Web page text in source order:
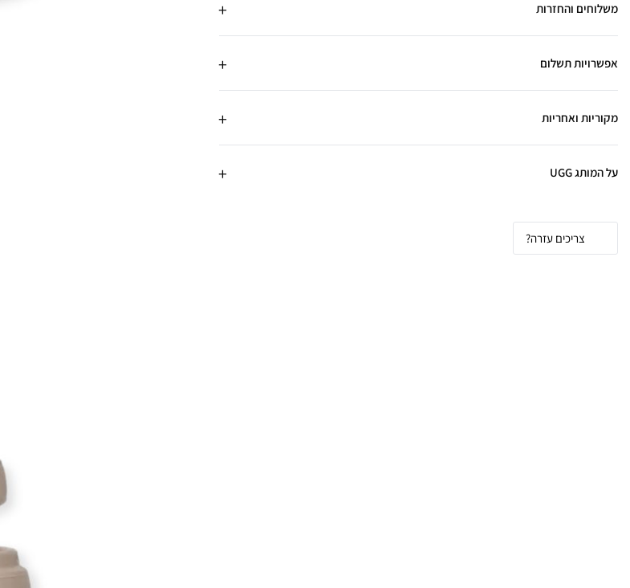
משלוחים והחזרות
אפשרויות תשלום
מקוריות ואחריות
על המותג UGG
צריכים עזרה?